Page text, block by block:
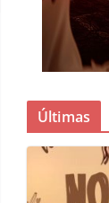
Últimas